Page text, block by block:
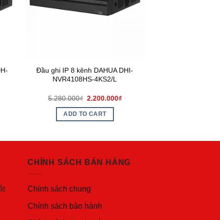
Đầu ghi IP 8 kênh DAHUA DHI-
NVR4108HS-4KS2/L
5.280.000₫ 2.200.000₫
ADD TO CART
CHÍNH SÁCH BÁN HÀNG
Chính sách chung
Chính sách bảo hành